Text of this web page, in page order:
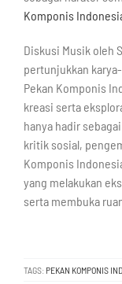
Komponis
Diskusi Musik oleh
pertunjukkan
Pekan Komponis
kreasi serta
hanya hadir
kritik sosial,
Komponis
yang melakukan
serta membuka
TAGS: PEKAN KOMPONIS